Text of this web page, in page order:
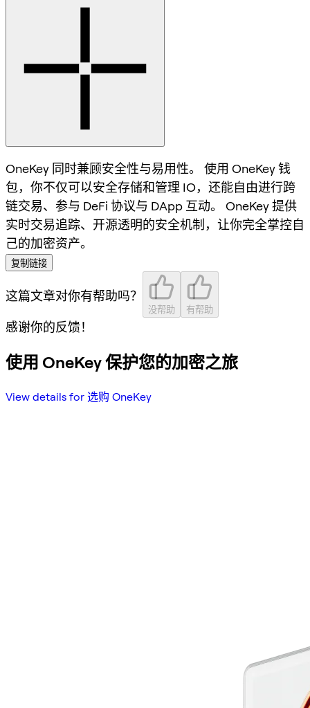
OneKey 同时兼顾安全性与易用性。 使用 OneKey 钱
包，你不仅可以安全存储和管理 IO，还能自由进行跨
链交易、参与 DeFi 协议与 DApp 互动。 OneKey 提供
实时交易追踪、开源透明的安全机制，让你完全掌控自
己的加密资产。
复制链接
这篇文章对你有帮助吗？
没帮助 有帮助
感谢你的反馈！
使用 OneKey 保护您的加密之旅
View details for 选购 OneKey